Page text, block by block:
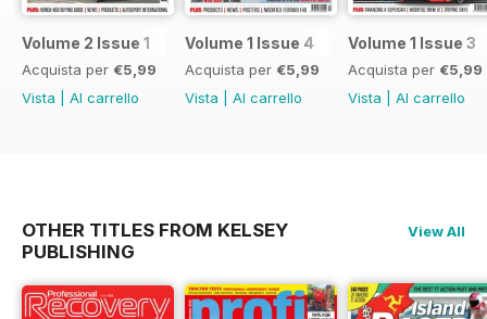
Volume 2 Issue 1
Acquista per €5,99
Vista
Al carrello
Volume 1 Issue 4
Acquista per €5,99
Vista
Al carrello
Volume 1 Issue 3
Acquista per €5,99
Vista
Al carrello
OTHER TITLES FROM KELSEY
PUBLISHING
View All